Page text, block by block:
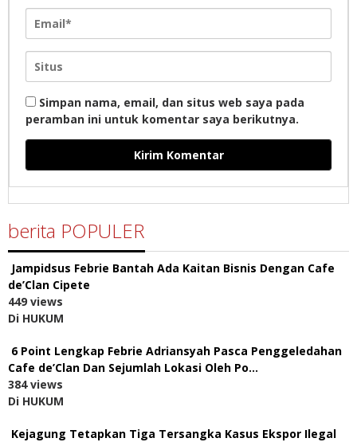
Simpan nama, email, dan situs web saya pada
peramban ini untuk komentar saya berikutnya.
berita POPULER
Jampidsus Febrie Bantah Ada Kaitan Bisnis Dengan Cafe
de’Clan Cipete
449 views
Di HUKUM
6 Point Lengkap Febrie Adriansyah Pasca Penggeledahan
Cafe de’Clan Dan Sejumlah Lokasi Oleh Po…
384 views
Di HUKUM
Kejagung Tetapkan Tiga Tersangka Kasus Ekspor Ilegal